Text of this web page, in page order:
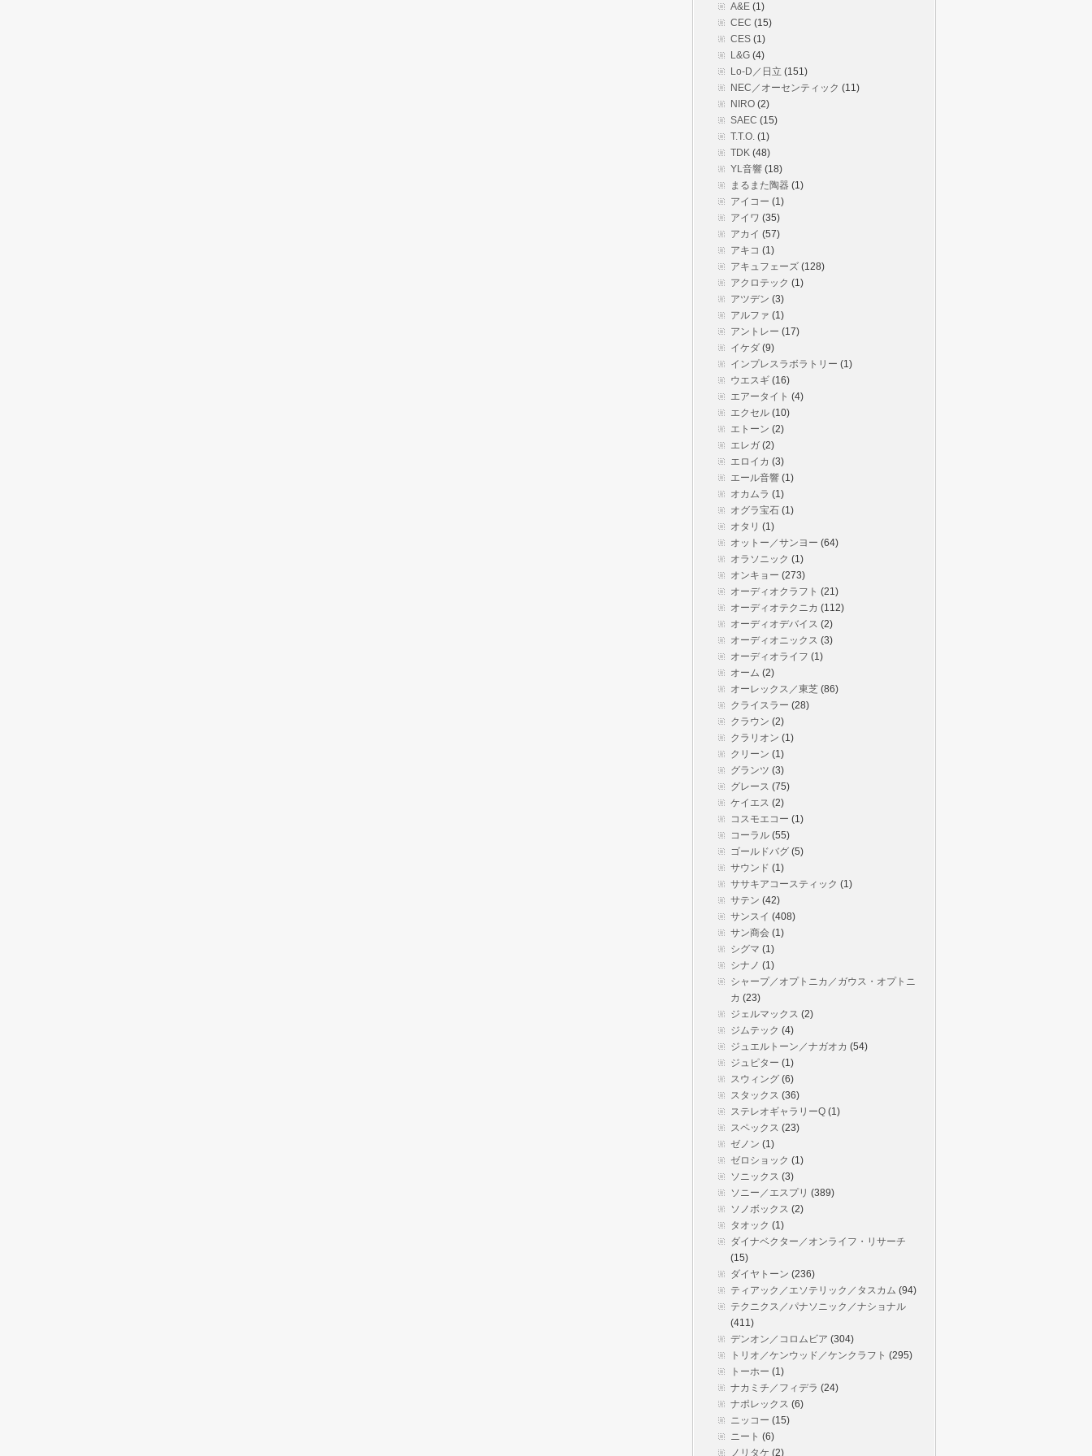
A&E (1)
CEC (15)
CES (1)
L&G (4)
Lo-D／日立 (151)
NEC／オーセンティック (11)
NIRO (2)
SAEC (15)
T.T.O. (1)
TDK (48)
YL音響 (18)
まるまた陶器 (1)
アイコー (1)
アイワ (35)
アカイ (57)
アキコ (1)
アキュフェーズ (128)
アクロテック (1)
アツデン (3)
アルファ (1)
アントレー (17)
イケダ (9)
インプレスラボラトリー (1)
ウエスギ (16)
エアータイト (4)
エクセル (10)
エトーン (2)
エレガ (2)
エロイカ (3)
エール音響 (1)
オカムラ (1)
オグラ宝石 (1)
オタリ (1)
オットー／サンヨー (64)
オラソニック (1)
オンキョー (273)
オーディオクラフト (21)
オーディオテクニカ (112)
オーディオデバイス (2)
オーディオニックス (3)
オーディオライフ (1)
オーム (2)
オーレックス／東芝 (86)
クライスラー (28)
クラウン (2)
クラリオン (1)
クリーン (1)
グランツ (3)
グレース (75)
ケイエス (2)
コスモエコー (1)
コーラル (55)
ゴールドバグ (5)
サウンド (1)
ササキアコースティック (1)
サテン (42)
サンスイ (408)
サン商会 (1)
シグマ (1)
シナノ (1)
シャープ／オプトニカ／ガウス・オプトニ
カ (23)
ジェルマックス (2)
ジムテック (4)
ジュエルトーン／ナガオカ (54)
ジュピター (1)
スウィング (6)
スタックス (36)
ステレオギャラリーQ (1)
スペックス (23)
ゼノン (1)
ゼロショック (1)
ソニックス (3)
ソニー／エスプリ (389)
ソノボックス (2)
タオック (1)
ダイナベクター／オンライフ・リサーチ
(15)
ダイヤトーン (236)
ティアック／エソテリック／タスカム (94)
テクニクス／パナソニック／ナショナル
(411)
デンオン／コロムビア (304)
トリオ／ケンウッド／ケンクラフト (295)
トーホー (1)
ナカミチ／フィデラ (24)
ナポレックス (6)
ニッコー (15)
ニート (6)
ノリタケ (2)